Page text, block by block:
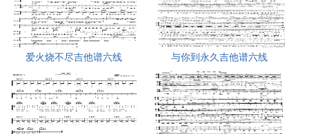
爱火烧不尽吉他谱六线 与你到永久吉他谱六线